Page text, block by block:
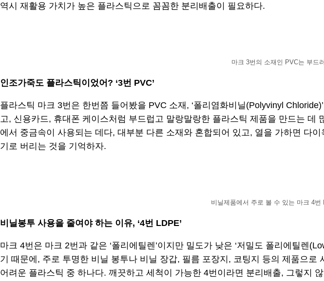
역시 재활용 가치가 높은 플라스틱으로 꼼꼼한 분리배출이 필요하다.
마크 3번의 소재인 PVC는 부드
인조가죽도 플라스틱이었어? ‘3번 PVC’
플라스틱 마크 3번은 한번쯤 들어봤을 PVC 소재, ‘폴리염화비닐(Polyvinyl
고, 신용카드, 휴대폰 케이스처럼 부드럽고 말랑말랑한 플라스틱 제품을 만드는
에서 중금속이 사용되는 데다, 대부분 다른 소재와 혼합되어 있고, 열을 가하면 다
기로 버리는 것을 기억하자.
비닐제품에서 주로 볼 수 있는 마크 4
비닐봉투 사용을 줄여야 하는 이유, ‘4번 LDPE’
마크 4번은 마크 2번과 같은 ‘폴리에틸렌’이지만 밀도가 낮은 ‘저밀도 폴리에틸렌
기 때문에, 주로 투명한 비닐 봉투나 비닐 장갑, 필름 포장지, 코팅지 등의 제품으
어려운 플라스틱 중 하나다. 깨끗하고 세척이 가능한 4번이라면 분리배출, 그렇지